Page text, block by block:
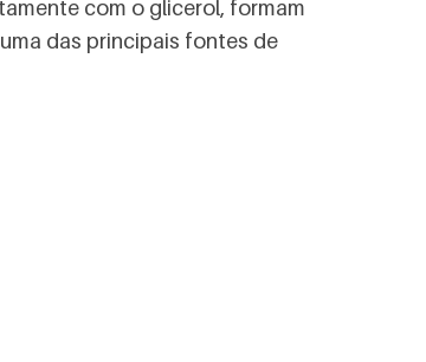
com o glicerol, formam
das principais fontes de